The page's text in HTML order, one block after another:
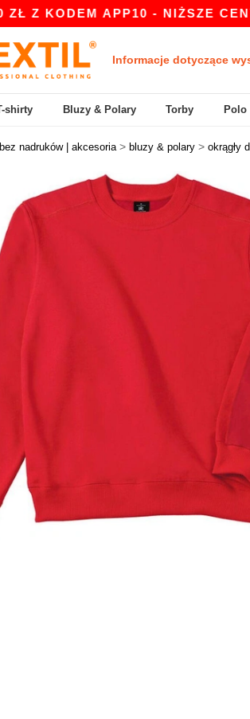
APP10 - NIŻSZE CENY
Informacje dotyczące
shirty Bluzy & Polary Torby Polo
nadruków | akcesoria > bluzy & polary > okrągły